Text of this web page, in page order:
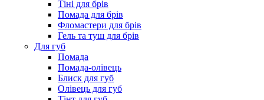
Тіні для брів
Помада для брів
Фломастери для брів
Гель та туш для брів
Для губ
Помада
Помада-олівець
Блиск для губ
Олівець для губ